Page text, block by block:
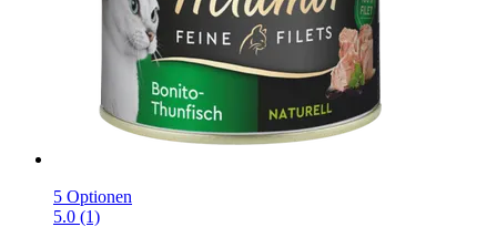
5 Optionen
5.0 (1)